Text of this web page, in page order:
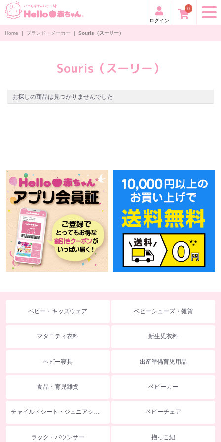
ログイン
0
Home | ブランド・メーカー | Souris（スーリー）
Souris（スーリー）
お探しの商品は見つかりませんでした
ベビー・キッズウェア ベビーシューズ・雑貨
マタニティ衣料 新生児衣料
ベビー寝具 出産準備育児用品
食品・育児雑貨 ベビーカー
ベビーチェア
ラック・バウンサー 抱っこ紐